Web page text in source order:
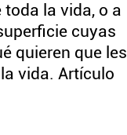
la vida, o a
cuyas
quieren que les
vida. Artículo